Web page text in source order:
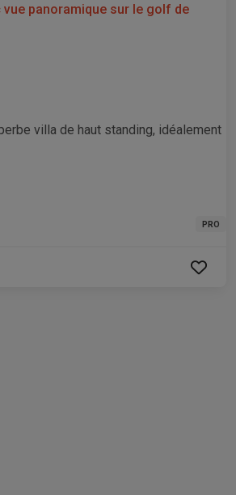
vue panoramique sur le golf de
villa de haut standing, idéalement
PRO